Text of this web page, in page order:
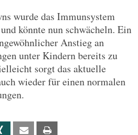
wurde das Immunsystem
könnte nun schwächeln. Ein
Anstieg an
unter Kindern bereits zu
sorgt das aktuelle
wieder für einen normalen
Xing Email